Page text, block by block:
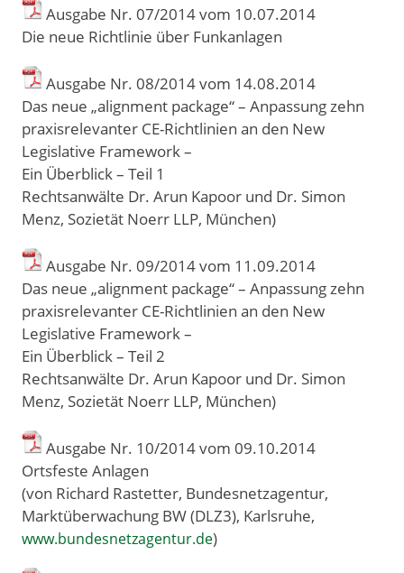
Ausgabe Nr. 07/2014 vom 10.07.2014
Die neue Richtlinie über Funkanlagen
Ausgabe Nr. 08/2014 vom 14.08.2014
Das neue „alignment package“ – Anpassung zehn
praxisrelevanter CE-Richtlinien an den New
Legislative Framework –
Ein Überblick – Teil 1
Rechtsanwälte Dr. Arun Kapoor und Dr. Simon
Menz, Sozietät Noerr LLP, München)
Ausgabe Nr. 09/2014 vom 11 .09.2014
Das neue „alignment package“ – Anpassung zehn
praxisrelevanter CE-Richtlinien an den New
Legislative Framework –
Ein Überblick – Teil 2
Rechtsanwälte Dr. Arun Kapoor und Dr. Simon
Menz, Sozietät Noerr LLP, München)
Ausgabe Nr. 10/2014 vom 09.10.2014
Ortsfeste Anlagen
(von Richard Rastetter, Bundesnetzagentur,
Marktüberwachung BW (DLZ3), Karlsruhe,
www.bundesnetzagentur.de)